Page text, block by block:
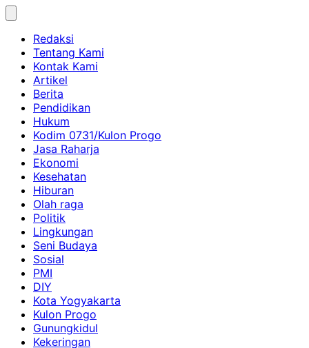
Skip
contentRedaksi
Tentang Kami
Kontak Kami
Artikel
Berita
Pendidikan
Hukum
Kodim 0731/Kulon Progo
Jasa Raharja
Ekonomi
Kesehatan
Hiburan
Olah raga
Politik
Lingkungan
Seni Budaya
Sosial
PMI
DIY
Kota Yogyakarta
Kulon Progo
Gunungkidul
Kekeringan